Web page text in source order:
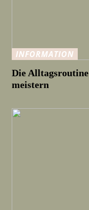
INFORMATION
Die Alltagsroutine
meistern